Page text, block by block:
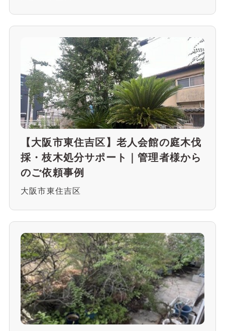
【大阪市東住吉区】老人会館の庭木伐
採・枝木処分サポート｜管理者様から
のご依頼事例
大阪市東住吉区